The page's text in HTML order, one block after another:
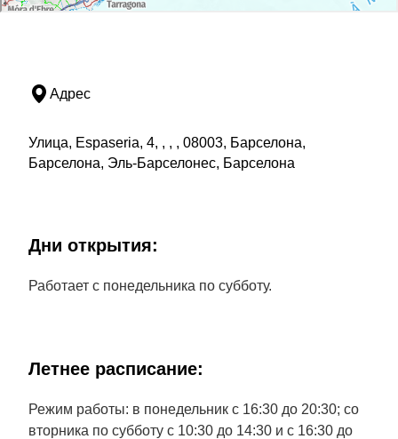
Адрес
Улица, Espaseria, 4, , , , 08003, Барселона,
Барселона, Эль-Барселонес, Барселона
Дни открытия:
Работает с понедельника по субботу.
Летнее расписание:
Режим работы: в понедельник с 16:30 до 20:30; со
вторника по субботу с 10:30 до 14:30 и с 16:30 до